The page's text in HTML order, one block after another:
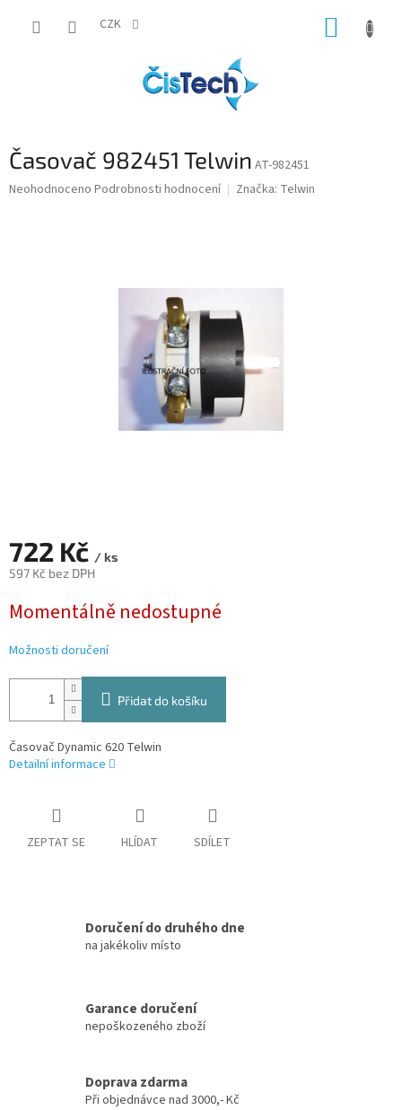
CZK
Časovač 982451 Telwin AT-982451
Průměrné
Neohodnoceno Podrobnosti hodnocení Značka: Telwin
722 Kč / ks
597 Kč bez DPH
cena:
Momentálně nedostupné
Možnosti doručení
Přidat do košíku
Časovač Dynamic 620 Telwin
Detailní informace
ZEPTAT SE HLÍDAT SDÍLET
Doručení do druhého dne
na jakékoliv místo
Garance doručení
nepoškozeného zboží
Doprava zdarma
Při objednávce nad 3000,- Kč